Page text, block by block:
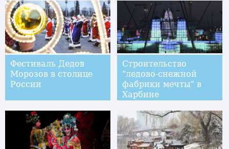
Фестиваль Дедов
Морозов в столице
России
Строительство
"ледово-снежной
фабрики мечты" в
Харбине